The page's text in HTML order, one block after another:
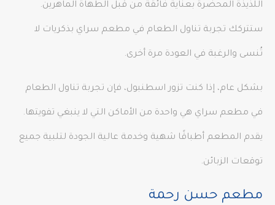
اللذيذة المحضرة بعناية فائقة من قبل الطهاة الماهرين.
ستتركك تجربة تناول الطعام في مطعم سراي بذكريات لا
تُنسى والرغبة في العودة مرة أخرى.
بشكل عام، إذا كنت تزور اسطنبول، فإن تجربة تناول الطعام
في مطعم سراي هي واحدة من الأماكن التي لا ينبغي تفويتها.
يقدم المطعم أطباقًا شهية وخدمة عالية الجودة لتلبية جميع
توقعات الزبائن.
مطعم حسن رحمة